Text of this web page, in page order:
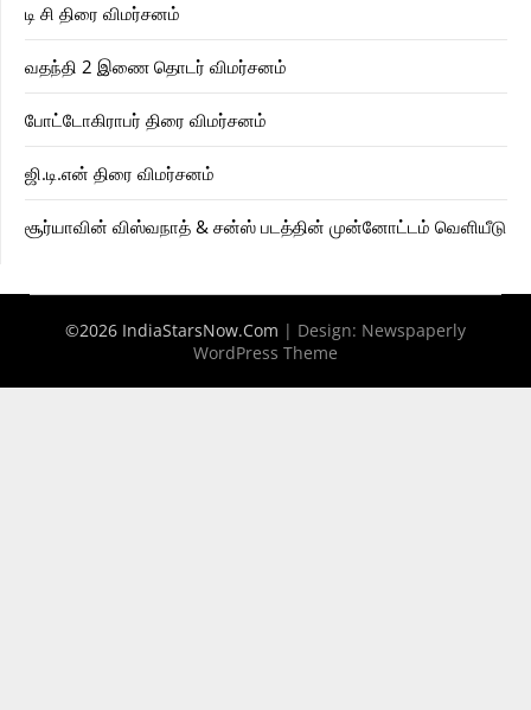
டி சி திரை விமர்சனம்
வதந்தி 2 இணை தொடர் விமர்சனம்
போட்டோகிராபர் திரை விமர்சனம்
ஜி.டி.என் திரை விமர்சனம்
சூர்யாவின் விஸ்வநாத் & சன்ஸ் படத்தின் முன்னோட்டம் வெளியீடு
©2026 IndiaStarsNow.Com | Design: Newspaperly
WordPress Theme